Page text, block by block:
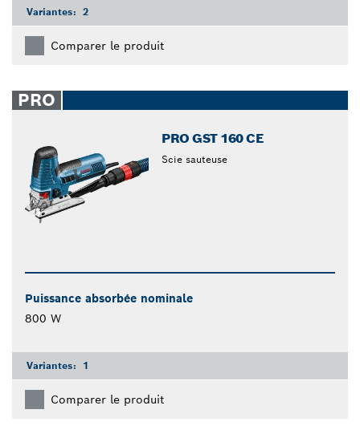
Variantes: 2
Comparer le produit
PRO
PRO GST 160 CE
Scie sauteuse
Puissance absorbée nominale
800 W
Variantes: 1
Comparer le produit